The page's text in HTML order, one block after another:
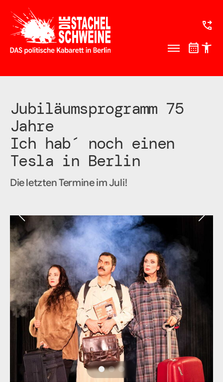
Jubiläumsprogramm 75
Jahre
Ich hab´ noch einen
Tesla in Berlin
Die letzten Termine im Juli!